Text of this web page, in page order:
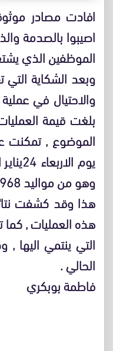
افادت مصادر
اصيبوا بالصدمة
الموظفين الذي
وبعد الشكاية
والاحتيال في
الموضوع , تمكنت
يوم
وهو من مواليد 1968, واب لثلاثة اطفال .
هذا وقد كشفت
هذه العمليات ,
الحالي .
فاطمة بوبكري